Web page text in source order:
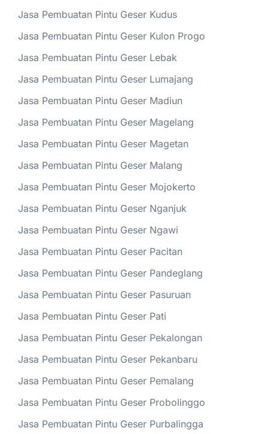
Jasa Pembuatan Pintu Geser Kudus
Jasa Pembuatan Pintu Geser Kulon Progo
Jasa Pembuatan Pintu Geser Lebak
Jasa Pembuatan Pintu Geser Lumajang
Jasa Pembuatan Pintu Geser Madiun
Jasa Pembuatan Pintu Geser Magelang
Jasa Pembuatan Pintu Geser Magetan
Jasa Pembuatan Pintu Geser Malang
Jasa Pembuatan Pintu Geser Mojokerto
Jasa Pembuatan Pintu Geser Nganjuk
Jasa Pembuatan Pintu Geser Ngawi
Jasa Pembuatan Pintu Geser Pacitan
Jasa Pembuatan Pintu Geser Pandeglang
Jasa Pembuatan Pintu Geser Pasuruan
Jasa Pembuatan Pintu Geser Pati
Jasa Pembuatan Pintu Geser Pekalongan
Jasa Pembuatan Pintu Geser Pekanbaru
Jasa Pembuatan Pintu Geser Pemalang
Jasa Pembuatan Pintu Geser Probolinggo
Jasa Pembuatan Pintu Geser Purbalingga